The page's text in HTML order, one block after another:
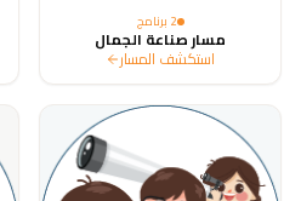
2 برنامج
مسار صناعة الجمال
استكشف المسار